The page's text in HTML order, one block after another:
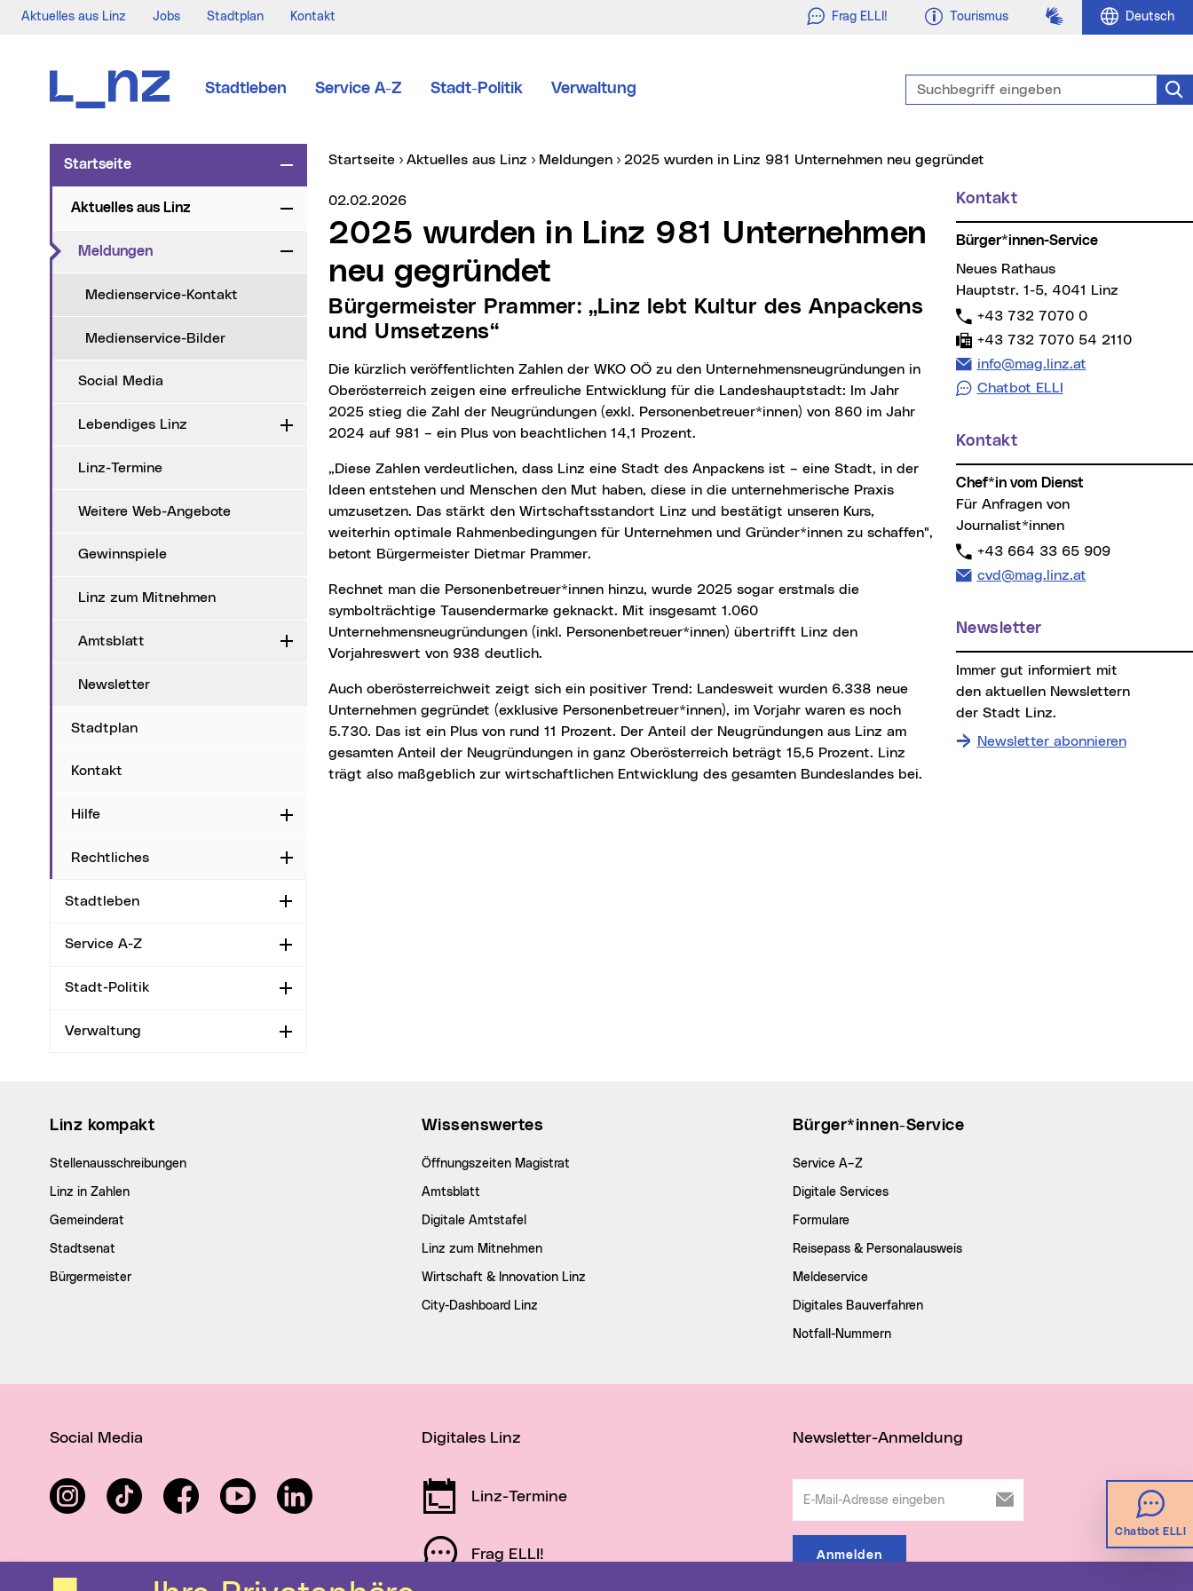
Aktuelles aus Linz Jobs Stadtplan Kontakt Frag ELLI! Tourismus Gebärdensprache
Deutsch
Stadtleben Service A-Z Stadt-Politik Verwaltung Suchbegriff eingeben
Startseite Zuklappen
Aktuelles aus Linz Zuklappen
Meldungen(aktueller Menüpunkt)Zuklappen
Medienservice-Kontakt
Medienservice-Bilder
Social Media
Lebendiges Linz Aufklappen
Linz-Termine
Weitere Web-Angebote
Gewinnspiele
Linz zum Mitnehmen
Amtsblatt Aufklappen
Newsletter
Stadtplan
Kontakt
Hilfe Aufklappen
Rechtliches Aufklappen
Stadtleben Aufklappen
Service A-Z Aufklappen
Stadt-Politik Aufklappen
Verwaltung Aufklappen
Sie sind hier:
Startseite Aktuelles aus Linz Meldungen 2025 wurden in Linz 981 Unternehmen neu gegründet
Medienservice vom:
02.02.2026
2025 wurden in Linz 981 Unternehmen
neu gegründet
Bürgermeister Prammer: „Linz lebt Kultur des Anpackens
und Umsetzens“
Die kürzlich veröffentlichten Zahlen der WKO OÖ zu den Unternehmensneugründungen in
Oberösterreich zeigen eine erfreuliche Entwicklung für die Landeshauptstadt: Im Jahr
2025 stieg die Zahl der Neugründungen (exkl. Personenbetreuer*innen) von 860 im Jahr
2024 auf 981 – ein Plus von beachtlichen 14,1 Prozent.
„Diese Zahlen verdeutlichen, dass Linz eine Stadt des Anpackens ist – eine Stadt, in der
Ideen entstehen und Menschen den Mut haben, diese in die unternehmerische Praxis
umzusetzen. Das stärkt den Wirtschaftsstandort Linz und bestätigt unseren Kurs,
weiterhin optimale Rahmenbedingungen für Unternehmen und Gründer*innen zu schaffen",
betont Bürgermeister Dietmar Prammer.
Rechnet man die Personenbetreuer*innen hinzu, wurde 2025 sogar erstmals die
symbolträchtige Tausendermarke geknackt. Mit insgesamt 1.060
Unternehmensneugründungen (inkl. Personenbetreuer*innen) übertrifft Linz den
Vorjahreswert von 938 deutlich.
Auch oberösterreichweit zeigt sich ein positiver Trend: Landesweit wurden 6.338 neue
Unternehmen gegründet (exklusive Personenbetreuer*innen), im Vorjahr waren es noch
5.730. Das ist ein Plus von rund 11 Prozent. Der Anteil der Neugründungen aus Linz am
gesamten Anteil der Neugründungen in ganz Oberösterreich beträgt 15,5 Prozent. Linz
trägt also maßgeblich zur wirtschaftlichen Entwicklung des gesamten Bundeslandes bei.
Weitere Informationen
Kontakt
Bürger*innen-Service
Neues Rathaus
Hauptstr. 1-5, 4041 Linz
Telefon:
+43 732 7070 0
Fax:
+43 732 7070 54 2110
E-Mail Adresse:
info@mag.linz.at
Chatbot ELLI
Kontakt
Chef*in vom Dienst
Für Anfragen von
Journalist*innen
Telefon:
+43 664 33 65 909
E-Mail Adresse:
cvd@mag.linz.at
Newsletter
den aktuellen Newslettern
der Stadt Linz.
Newsletter abonnieren
Chatbot ELLI
Linz kompakt
Stellenausschreibungen
Linz in Zahlen
Gemeinderat
Stadtsenat
Bürgermeister
Wissenswertes
Öffnungszeiten Magistrat
Amtsblatt
Digitale Amtstafel
Linz zum Mitnehmen
Wirtschaft & Innovation Linz
City-Dashboard Linz
Bürger*innen-Service
Service A–Z
Digitale Services
Formulare
Reisepass & Personalausweis
Meldeservice
Digitales Bauverfahren
Notfall-Nummern
Social Media
InstagramTikTok FacebookYouTube LinkedIn
Digitales Linz
Linz-Termine
Frag ELLI!
Newsletter-Anmeldung
Anmelden